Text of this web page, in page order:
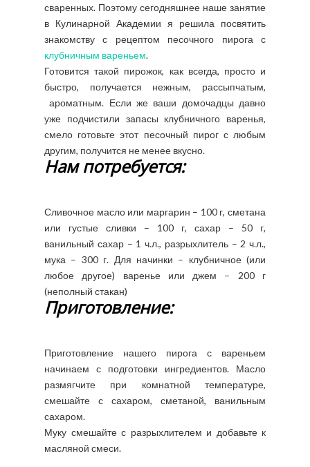
сваренных. Поэтому сегодняшнее наше занятие
в Кулинарной Академии я решила посвятить
знакомству с рецептом песочного пирога с
клубничным вареньем.
Готовится такой пирожок, как всегда, просто и
быстро, получается нежным, рассыпчатым,
ароматным. Если же ваши домочадцы давно
уже подчистили запасы клубничного варенья,
смело готовьте этот песочный пирог с любым
другим, получится не менее вкусно.
Нам потребуется:
Сливочное масло или маргарин – 100 г, сметана
или густые сливки – 100 г, сахар – 50 г,
ванильный сахар – 1 ч.л., разрыхлитель – 2 ч.л.,
мука – 300 г. Для начинки – клубничное (или
любое другое) варенье или джем – 200 г
(неполный стакан)
Приготовление:
Приготовление нашего пирога с вареньем
начинаем с подготовки ингредиентов. Масло
размягчите при комнатной температуре,
смешайте с сахаром, сметаной, ванильным
сахаром.
Муку смешайте с разрыхлителем и добавьте к
масляной смеси.